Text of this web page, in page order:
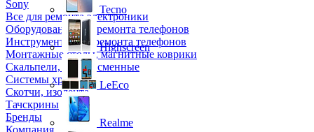
Sony
Все для ремонта электроники
Оборудование для ремонта телефонов
Инструменты для ремонта телефонов
Монтажные столы, магнитные коврики
Скальпели, лезвия сменные
Системы хранения
Скотчи, изолента
Тачскрины
Бренды
Компания
Tecno
Highscreen
LeEco
Realme